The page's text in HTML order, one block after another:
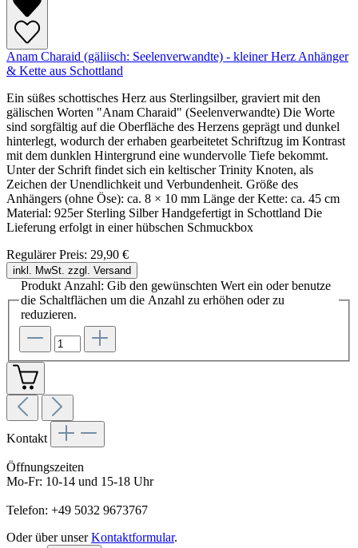
Anam Charaid (gäliisch: Seelenverwandte) - kleiner Herz Anhänger
& Kette aus Schottland
Ein süßes schottisches Herz aus Sterlingsilber, graviert mit den
gälischen Worten "Anam Charaid" (Seelenverwandte) Die Worte
sind sorgfältig auf die Oberfläche des Herzens geprägt und dunkel
hinterlegt, wodurch der erhaben gearbeitetet Schriftzug im Kontrast
mit dem dunklen Hintergrund eine wundervolle Tiefe bekommt.
Unter der Schrift findet sich ein keltischer Trinity Knoten, als
Zeichen der Unendlichkeit und Verbundenheit. Größe des
Anhängers (ohne Öse): ca. 8 × 10 mm Länge der Kette: ca. 45 cm
Material: 925er Sterling Silber Handgefertigt in Schottland Die
Lieferung erfolgt in einer hübschen Schmuckbox
Regulärer Preis: 29,90 €
inkl. MwSt. zzgl. Versand
Produkt Anzahl: Gib den gewünschten Wert ein oder benutze
die Schaltflächen um die Anzahl zu erhöhen oder zu
reduzieren.
Kontakt
Öffnungszeiten
Mo-Fr: 10-14 und 15-18 Uhr
Telefon: +49 5032 9673767
Oder über unserKontaktformular.